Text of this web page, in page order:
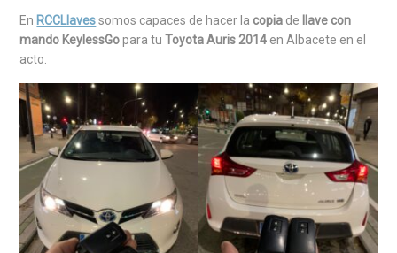
En RCCLlavessomos capaces de hacer la copia de
llave con
mando KeylessGopara tuToyota Auris 2014 en Albacete en el
acto.